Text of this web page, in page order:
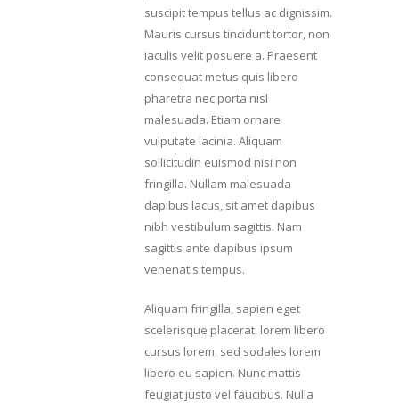
suscipit tempus tellus ac dignissim.
Mauris cursus tincidunt tortor, non
iaculis velit posuere a. Praesent
consequat metus quis libero
pharetra nec porta nisl
malesuada. Etiam ornare
vulputate lacinia. Aliquam
sollicitudin euismod nisi non
fringilla. Nullam malesuada
dapibus lacus, sit amet dapibus
nibh vestibulum sagittis. Nam
sagittis ante dapibus ipsum
venenatis tempus.
Aliquam fringilla, sapien eget
scelerisque placerat, lorem libero
cursus lorem, sed sodales lorem
libero eu sapien. Nunc mattis
feugiat justo vel faucibus. Nulla